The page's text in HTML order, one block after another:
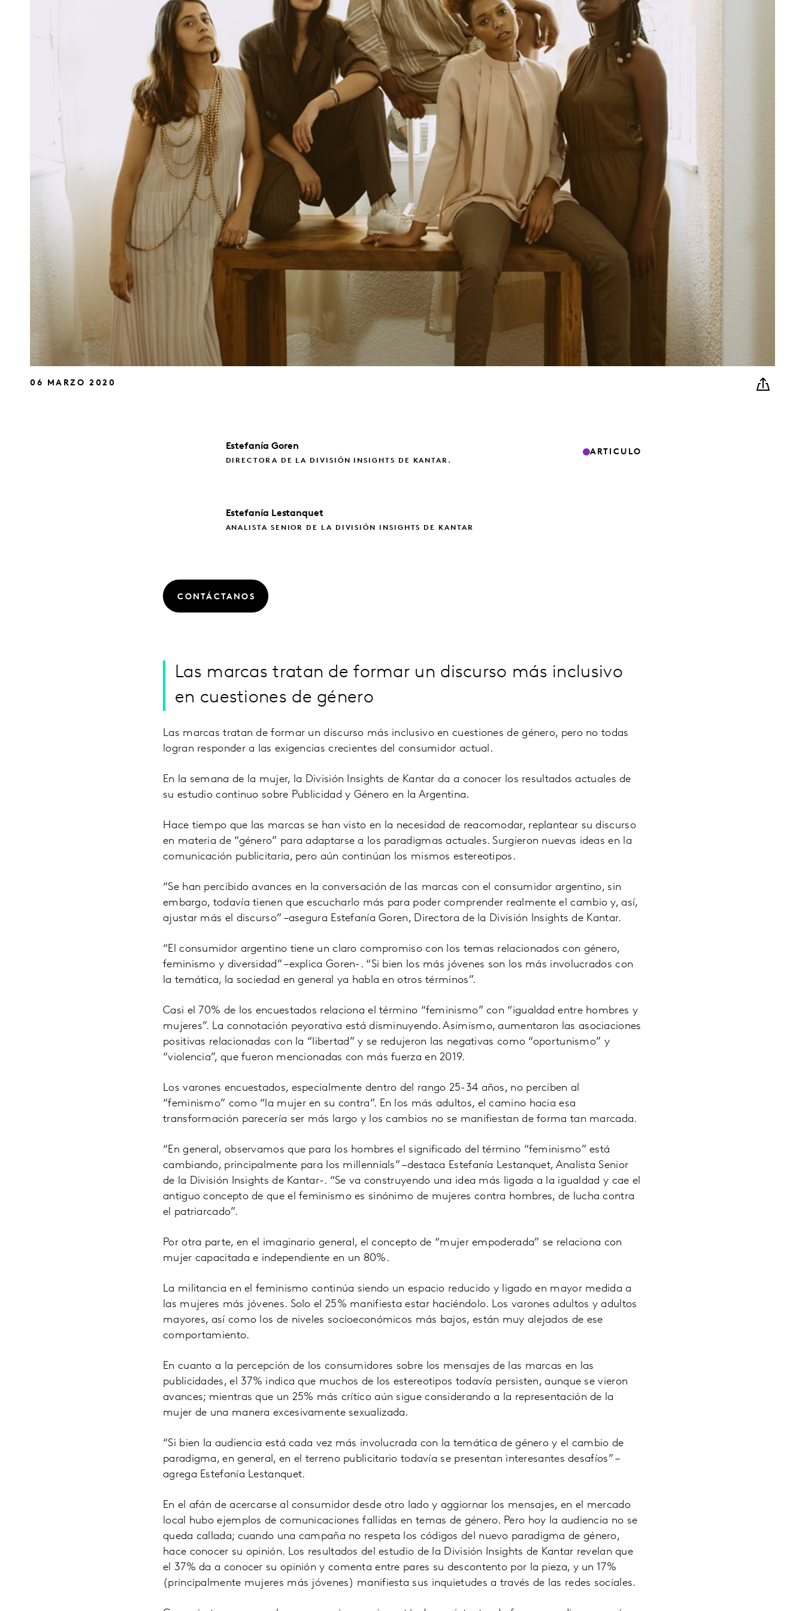
06 MARZO 2020
Estefanía Goren
DIRECTORA DE LA DIVISIÓN INSIGHTS DE KANTAR.
Estefanía Lestanquet
ANALISTA SENIOR DE LA DIVISIÓN INSIGHTS DE KANTAR
ARTICULO
CONTÁCTANOS
Las marcas tratan de formar un discurso más inclusivo
en cuestiones de género
Las marcas tratan de formar un discurso más inclusivo en cuestiones de género, pero no todas
logran responder a las exigencias crecientes del consumidor actual.
En la semana de la mujer, la División Insights de Kantar da a conocer los resultados actuales de
su estudio continuo sobre Publicidad y Género en la Argentina.
Hace tiempo que las marcas se han visto en la necesidad de reacomodar, replantear su discurso
en materia de “género” para adaptarse a los paradigmas actuales. Surgieron nuevas ideas en la
comunicación publicitaria, pero aún continúan los mismos estereotipos.
“Se han percibido avances en la conversación de las marcas con el consumidor argentino, sin
embargo, todavía tienen que escucharlo más para poder comprender realmente el cambio y, así,
ajustar más el discurso” –asegura Estefanía Goren, Directora de la División Insights de Kantar.
“El consumidor argentino tiene un claro compromiso con los temas relacionados con género,
feminismo y diversidad” –explica Goren-. “Si bien los más jóvenes son los más involucrados con
la temática, la sociedad en general ya habla en otros términos”.
Casi el 70% de los encuestados relaciona el término “feminismo” con “igualdad entre hombres y
mujeres”. La connotación peyorativa está disminuyendo. Asimismo, aumentaron las asociaciones
positivas relacionadas con la “libertad” y se redujeron las negativas como “oportunismo” y
“violencia”, que fueron mencionadas con más fuerza en 2019.
Los varones encuestados, especialmente dentro del rango 25-34 años, no perciben al
“feminismo” como “la mujer en su contra”. En los más adultos, el camino hacia esa
transformación parecería ser más largo y los cambios no se manifiestan de forma tan marcada.
“En general, observamos que para los hombres el significado del término “feminismo” está
cambiando, principalmente para los millennials” –destaca Estefanía Lestanquet, Analista Senior
de la División Insights de Kantar-. “Se va construyendo una idea más ligada a la igualdad y cae el
antiguo concepto de que el feminismo es sinónimo de mujeres contra hombres, de lucha contra
el patriarcado”.
Por otra parte, en el imaginario general, el concepto de “mujer empoderada” se relaciona con
mujer capacitada e independiente en un 80%.
La militancia en el feminismo continúa siendo un espacio reducido y ligado en mayor medida a
las mujeres más jóvenes. Solo el 25% manifiesta estar haciéndolo. Los varones adultos y adultos
mayores, así como los de niveles socioeconómicos más bajos, están muy alejados de ese
comportamiento.
En cuanto a la percepción de los consumidores sobre los mensajes de las marcas en las
publicidades, el 37% indica que muchos de los estereotipos todavía persisten, aunque se vieron
avances; mientras que un 25% más crítico aún sigue considerando a la representación de la
mujer de una manera excesivamente sexualizada.
“Si bien la audiencia está cada vez más involucrada con la temática de género y el cambio de
paradigma, en general, en el terreno publicitario todavía se presentan interesantes desafíos” –
agrega Estefanía Lestanquet.
En el afán de acercarse al consumidor desde otro lado y aggiornar los mensajes, en el mercado
local hubo ejemplos de comunicaciones fallidas en temas de género. Pero hoy la audiencia no se
queda callada; cuando una campaña no respeta los códigos del nuevo paradigma de género,
hace conocer su opinión. Los resultados del estudio de la División Insights de Kantar revelan que
el 37% da a conocer su opinión y comenta entre pares su descontento por la pieza, y un 17%
(principalmente mujeres más jóvenes) manifiesta sus inquietudes a través de las redes sociales.